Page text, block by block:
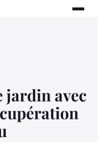
jardin avec